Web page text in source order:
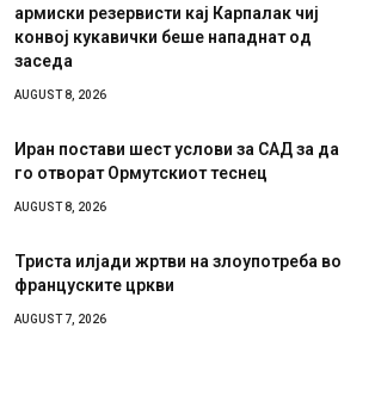
армиски резервисти кај Карпалак чиј
конвој кукавички беше нападнат од
заседа
AUGUST 8, 2026
Иран постави шест услови за САД за да
го отворат Ормутскиот теснец
AUGUST 8, 2026
Триста илјади жртви на злоупотреба во
француските цркви
AUGUST 7, 2026